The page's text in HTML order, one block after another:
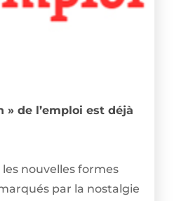
» de l’emploi est déjà
nouvelles formes
par la nostalgie